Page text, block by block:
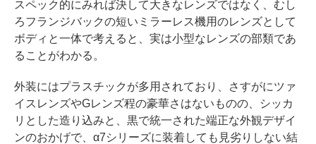
スペック的にみれば決して大きなレンズではなく、むし
ろフランジバックの短いミラーレス機用のレンズとして
ボディと一体で考えると、実は小型なレンズの部類であ
ることがわかる。
外装にはプラスチックが多用されており、さすがにツァ
イスレンズやGレンズ程の豪華さはないものの、シッカ
リとした造り込みと、黒で統一された端正な外観デザイ
ンのおかげで、α7シリーズに装着しても見劣りしない結